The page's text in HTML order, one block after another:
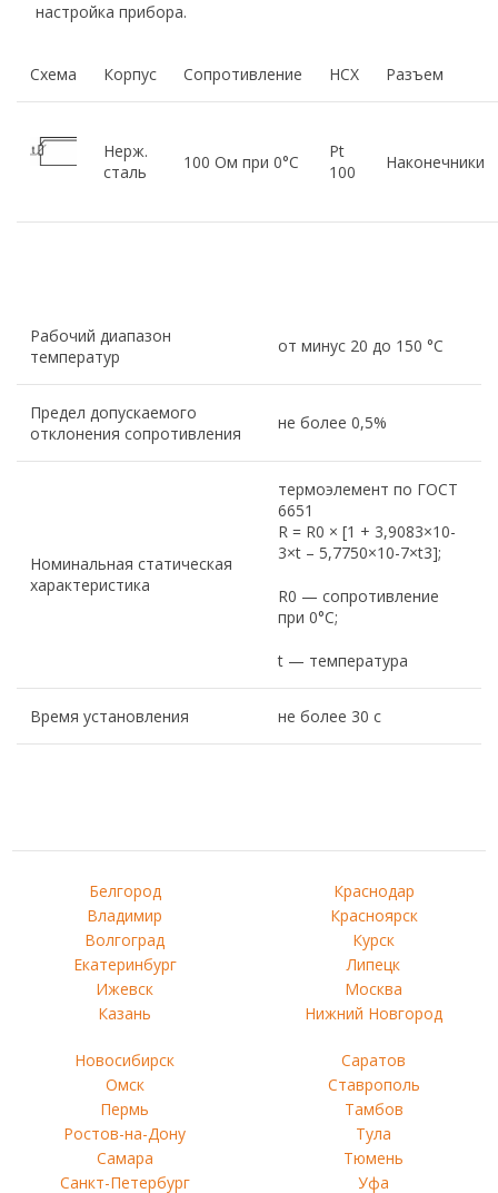
настройка прибора.
Схема Корпус Сопротивление НСХ Разъем
Нерж.
сталь
100 Ом при 0°С
Pt
100
Наконечники
Рабочий диапазон
температур
от минус 20 до 150 °С
Предел допускаемого
отклонения сопротивления
не более 0,5%
Номинальная статическая
характеристика
термоэлемент по ГОСТ
6651
R = R0 × [1 + 3,9083×10-
3×t – 5,7750×10-7×t3];
R0 — сопротивление
при 0°С;
t — температура
Время установления не более 30 с
Белгород
Владимир
Волгоград
Екатеринбург
Ижевск
Казань
Краснодар
Красноярск
Курск
Липецк
Москва
Нижний Новгород
Новосибирск
Омск
Пермь
Ростов-на-Дону
Самара
Санкт-Петербург
Саратов
Ставрополь
Тамбов
Тула
Тюмень
Уфа